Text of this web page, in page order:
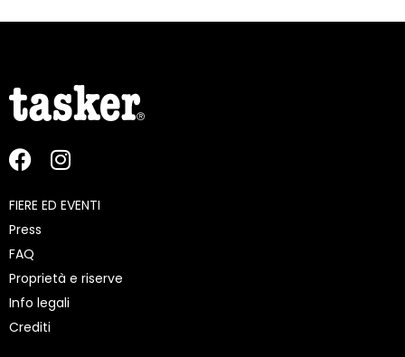
FIERE ED EVENTI
Press
FAQ
Proprietà e riserve
Info legali
Crediti